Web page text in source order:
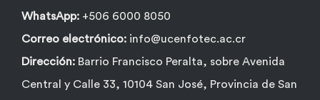
WhatsApp: +506 6000 8050
Correo electrónico: info@ucenfotec.ac.cr
Dirección: Barrio Francisco Peralta, sobre Avenida
Central y Calle 33, 10104 San José, Provincia de San